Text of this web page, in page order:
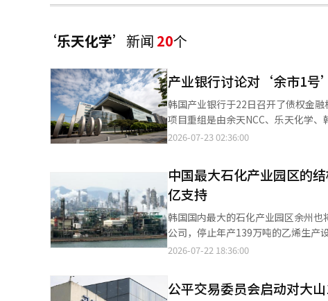
‘乐天化学’ 新闻 20个
产业银行讨论对‘余市1号
韩国产业银行于22日召开了债权金融机
项目重组是由余天NCC、乐天化学
批准了重组计划的最终方案，政府也
化学的下游设施以及乐天化学余市
（NCC）的合理化、垂直整合、高附加值产品为
决方案计划将基础化学业务移交给
构。 在重组尽职调查进行期间，由于中东地区的地缘政治不安导致石脑油供应的不确定性加大，债权金融机构已向余
天NCC提供了3亿美元，向乐天化学
（AI）系统翻译与编辑。
2026-07-23 02:36:00
中国最大石化产业园区的
亿支持
韩国国内最大的石化产业园区余州
公司，停止年产139万吨的乙烯生产
超过7000亿韩元的金融、税收和研发支持。 工业通商部于20日批准了余天NCC、乐天化学、汉华解
业务重组的核心是将分散在余州地区
2026-07-22 18:36:00
公平交易委员会启动对大